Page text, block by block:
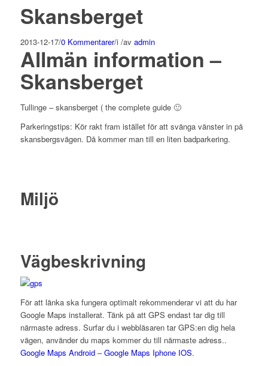
Skansberget
2013-12-17/0 Kommentarer/i /av admin
Allmän information –
Skansberget
Tullinge – skansberget ( the complete guide 🙂
Parkeringstips: Kör rakt fram istället för att svänga vänster in på
skansbergsvägen. Då kommer man till en liten badparkering.
Miljö
Vägbeskrivning
För att länka ska fungera optimalt rekommenderar vi att du har
Google Maps installerat. Tänk på att GPS endast tar dig till
närmaste adress. Surfar du i webbläsaren tar GPS:en dig hela
vägen, använder du maps kommer du till närmaste adress..
Google Maps Android–Google Maps Iphone IOS.